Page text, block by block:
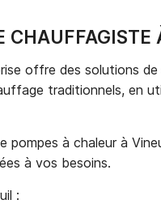
CHAUFFAGISTE
offre des solutions
traditionnels, en
à chaleur à
à vos besoins.
: